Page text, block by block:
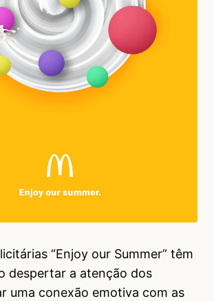
“Enjoy our Summer” têm
despertar a atenção dos
uma conexão emotiva com as